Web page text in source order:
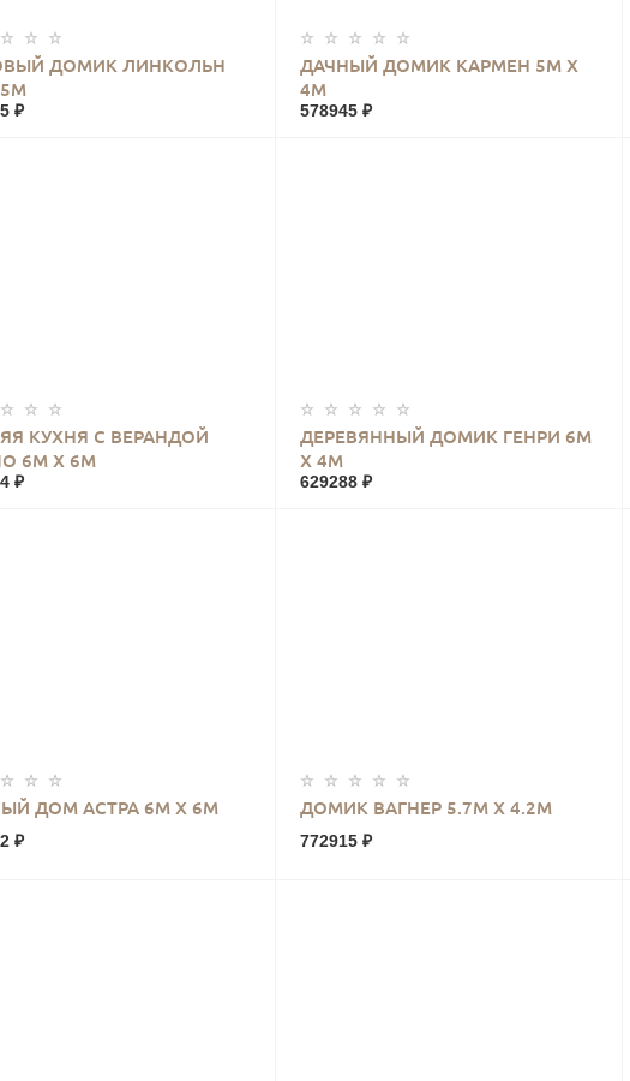
ДОМИК ЛИНКОЛЬН
₽
КУПИТЬ
ДАЧНЫЙ ДОМИК КАРМЕН 5М Х
4М
578945 ₽
КУПИТЬ
КУХНЯ С ВЕРАНДОЙ
6М Х 6М
₽
КУПИТЬ
ДЕРЕВЯННЫЙ ДОМИК ГЕНРИ 6М
Х 4М
629288 ₽
КУПИТЬ
ДОМ АСТРА 6М Х 6М
₽
КУПИТЬ ДОМИК ВАГНЕР 5.7М Х 4.2М
772915 ₽
КУПИТЬ